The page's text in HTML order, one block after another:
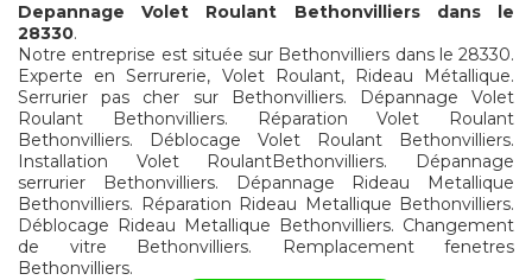
Depannage Volet Roulant Bethonvilliers dans le
28330.
Notre entreprise est située sur Bethonvilliers dans le 28330.
Experte en Serrurerie, Volet Roulant, Rideau Métallique.
Serrurier pas cher sur Bethonvilliers. Dépannage Volet
Roulant Bethonvilliers. Réparation Volet Roulant
Bethonvilliers. Déblocage Volet Roulant Bethonvilliers.
Installation Volet RoulantBethonvilliers. Dépannage
serrurier Bethonvilliers. Dépannage Rideau Metallique
Bethonvilliers. Réparation Rideau Metallique Bethonvilliers.
Déblocage Rideau Metallique Bethonvilliers. Changement
de vitre Bethonvilliers. Remplacement fenetres
Bethonvilliers.